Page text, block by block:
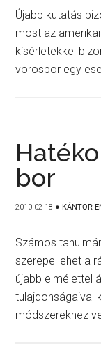
Újabb kutatás
most az
kísérletekkel
vörösbor egy
bor
2010-02-18 ● KÁNTOR
Számos
szerepe lehet a
újabb elmélettel
tulajdonságaival
módszerekhez